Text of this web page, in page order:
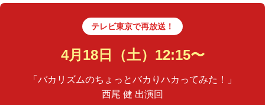
テレビ東京で再放送！
4月18日（土）12:15〜
「バカリズムのちょっとバカりハカってみた！」
西尾 健 出演回